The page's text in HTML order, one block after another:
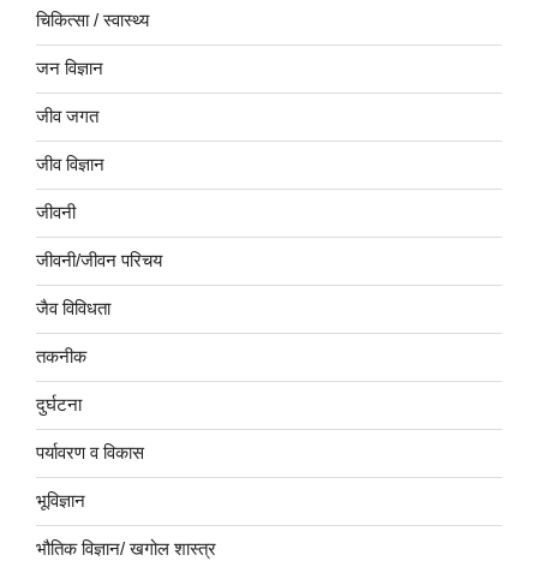
चिकित्सा / स्वास्थ्य
जन विज्ञान
जीव जगत
जीव विज्ञान
जीवनी
जीवनी/जीवन परिचय
जैव विविधता
तकनीक
दुर्घटना
पर्यावरण व विकास
भूविज्ञान
भौतिक विज्ञान/ खगोल शास्त्र